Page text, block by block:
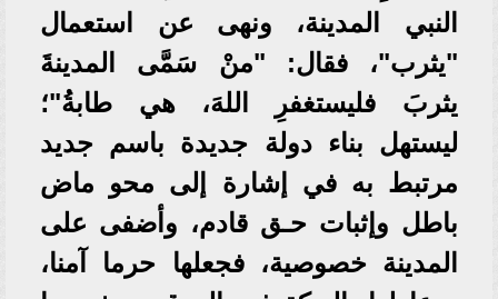
النبي المدينة، ونهى عن استعمال
"يثرب"، فقال: "منْ سَمَّى المدينةَ
يثربَ فليستغفرِ اللهَ، هي طابةُ"؛
ليستهل بناء دولة جديدة باسم جديد
مرتبط به في إشارة إلى محو ماض
باطل وإثبات حـق قادم، وأضفى على
المدينة خصوصية، فجعلها حرما آمنا،